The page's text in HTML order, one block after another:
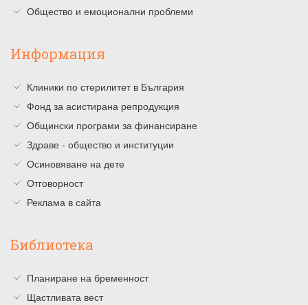
Общество и емоционални проблеми
Информация
Клиники по стерилитет в България
Фонд за асистирана репродукция
Общински програми за финансиране
Здраве - общество и институции
Осиновяване на дете
Отговорност
Реклама в сайта
Библиотека
Планиране на бременност
Щастливата вест